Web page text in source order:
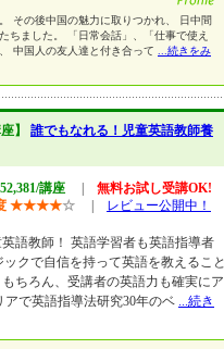
その後中国の魅力に取りつかれ、 日中間
ちました。 「日常会話」、「仕事で使え
中国人の友人達と付き合って
...続きをみ
】 誰でもなれる！児童英語教師養
講座
無料お試し受講OK!
★★★★☆ レビュー公開中！
語教師！ 英語学習者も英語指導者
ックで自信を持って英語を教えるこ
ちろん、受講者の英語力も確実にア
アで英語指導法研究30年のベ ...続き